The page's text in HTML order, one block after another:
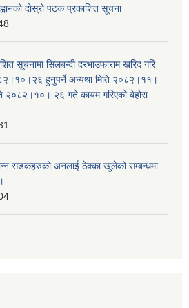
दोस्रो पटक प्रकाशित सूचना
सूचनामा सिलबन्दी दरभाउफाराम खरिद गरि
हुनुपर्ने अन्यथा मिति २०८२।११।
२०८२।१०। २६ गते कायम गरिएको बेहोरा
सडकहरुको अनलाई ठेक्का खुलेको सम्बन्धमा